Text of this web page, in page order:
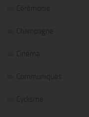
Cérémonie
Champagne
Cinéma
Communiqués
Cyclisme